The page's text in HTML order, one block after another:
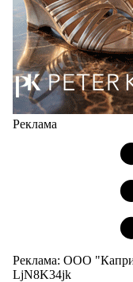
Реклама
Реклама: ООО
LjN8K34jk